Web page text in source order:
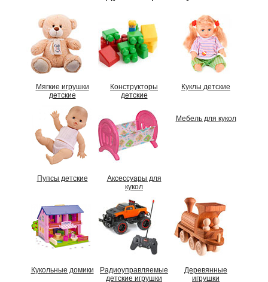
Мягкие игрушки
детские
Конструкторы
детские
Куклы детские
Пупсы детские
Аксессуары для
кукол
Мебель для кукол
Кукольные домики
Радиоуправляемые
детские игрушки
Деревянные
игрушки